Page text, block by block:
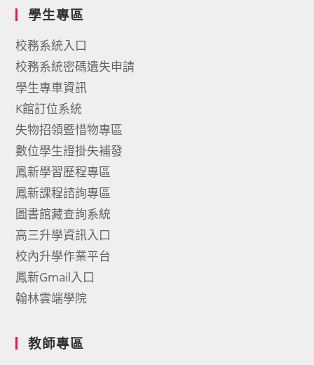
學生專區
校務系統入口
校務系統密碼遺失申請
學生專車資訊
K館訂位系統
失物招領暨惜物專區
數位學生證掛失補發
鳳新學習歷程專區
鳳新課程諮詢專區
圖書館藏查詢系統
高三升學資訊入口
校內升學作業平台
鳳新Gmail入口
翰林雲端學院
教師專區